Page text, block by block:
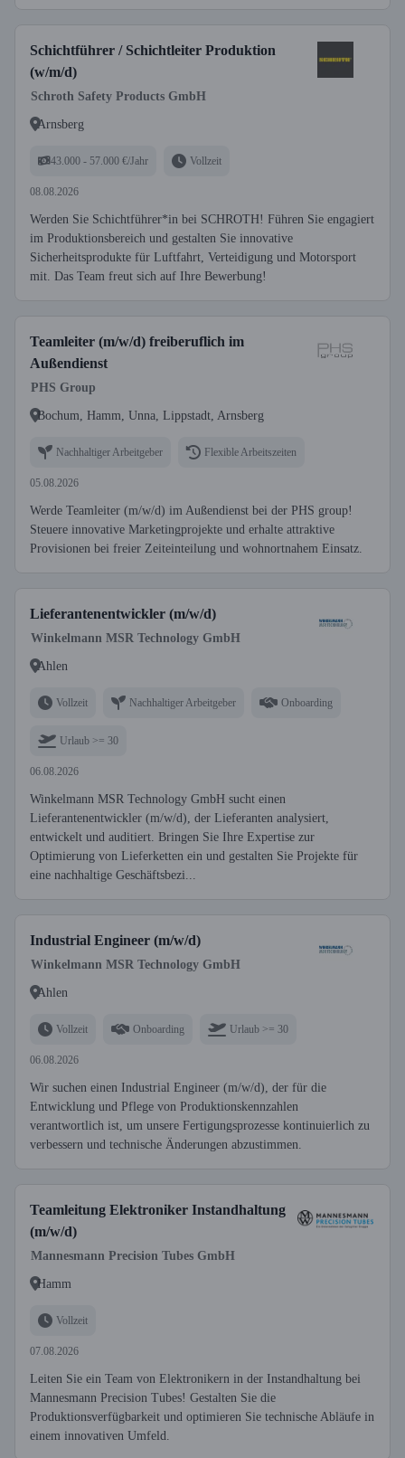
Schichtführer / Schichtleiter Produktion
(w/m/d)
Schroth Safety Products GmbH
Arnsberg
43.000 - 57.000 €/Jahr Vollzeit
08.08.2026
Werden Sie Schichtführer*in bei SCHROTH! Führen Sie engagiert
im Produktionsbereich und gestalten Sie innovative
Sicherheitsprodukte für Luftfahrt, Verteidigung und Motorsport
mit. Das Team freut sich auf Ihre Bewerbung!
Teamleiter (m/w/d) freiberuflich im
Außendienst
PHS Group
Bochum, Hamm, Unna, Lippstadt, Arnsberg
Nachhaltiger Arbeitgeber Flexible Arbeitszeiten
05.08.2026
Werde Teamleiter (m/w/d) im Außendienst bei der PHS group!
Steuere innovative Marketingprojekte und erhalte attraktive
Provisionen bei freier Zeiteinteilung und wohnortnahem Einsatz.
Lieferantenentwickler (m/w/d)
Winkelmann MSR Technology GmbH
Ahlen
Vollzeit Nachhaltiger Arbeitgeber Onboarding
Urlaub >= 30
06.08.2026
Winkelmann MSR Technology GmbH sucht einen
Lieferantenentwickler (m/w/d), der Lieferanten analysiert,
entwickelt und auditiert. Bringen Sie Ihre Expertise zur
Optimierung von Lieferketten ein und gestalten Sie Projekte für
eine nachhaltige Geschäftsbezi...
Industrial Engineer (m/w/d)
Winkelmann MSR Technology GmbH
Ahlen
Vollzeit Onboarding Urlaub >= 30
06.08.2026
Wir suchen einen Industrial Engineer (m/w/d), der für die
Entwicklung und Pflege von Produktionskennzahlen
verantwortlich ist, um unsere Fertigungsprozesse kontinuierlich zu
verbessern und technische Änderungen abzustimmen.
Teamleitung Elektroniker Instandhaltung
(m/w/d)
Mannesmann Precision Tubes GmbH
Hamm
Vollzeit
07.08.2026
Leiten Sie ein Team von Elektronikern in der Instandhaltung bei
Mannesmann Precision Tubes! Gestalten Sie die
Produktionsverfügbarkeit und optimieren Sie technische Abläufe in
einem innovativen Umfeld.